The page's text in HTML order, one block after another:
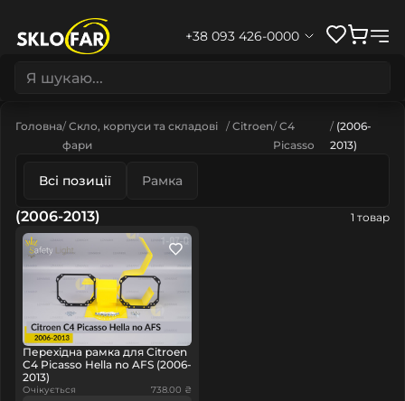
+38 093 426-0000
Головна Скло, корпуси та складові
фари
Citroen C4
Picasso
(2006-
2013)
Всі позиції Рамка
(2006-2013) 1 товар
Перехідна рамка для Citroen
C4 Picasso Hella no AFS (2006-
2013)
Очікується 738.00 ₴